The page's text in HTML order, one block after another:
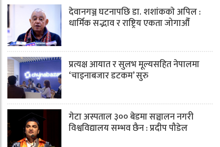
देवानगञ्ज घटनापछि डा. शशांककाे अपिल :
धार्मिक सद्भाव र राष्ट्रिय एकता जोगाऔँ
प्रत्यक्ष आयात र सुलभ मूल्यसहित नेपालमा
‘चाइनाबजार डटकम’ सुरु
गेटा अस्पताल ३०० बेडमा सञ्चालन नगरी
विश्वविद्यालय सम्भव छैन : प्रदीप पौडेल